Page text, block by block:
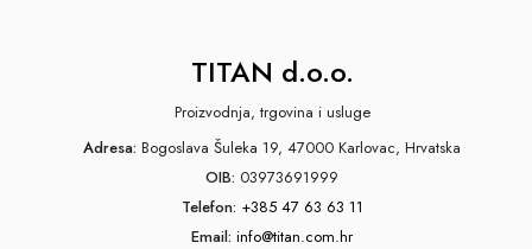
TITAN d.o.o.
Proizvodnja, trgovina i usluge
Adresa: Bogoslava Šuleka 19, 47000 Karlovac, Hrvatska
OIB: 03973691999
Telefon: +385 47 63 63 11
Email: info@titan.com.hr